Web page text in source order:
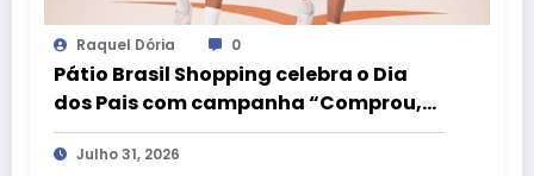
Raquel Dória 0
Pátio Brasil Shopping celebra o Dia
dos Pais com campanha “Comprou,
Ganhou” e camiseta exclusiva da
LIVE!Julho 31, 2026